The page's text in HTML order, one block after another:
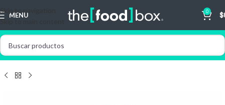
Skip to navigation
Skip to main content
MENU 0 $